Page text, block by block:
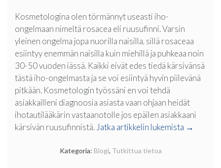
Kosmetologina olen törmännyt useasti iho-
ongelmaan nimeltä rosacea eli ruusufinni. Varsin
yleinen ongelma jopa nuorilla naisilla, sillä rosaceaa
esiintyy enemmän naisilla kuin miehillä ja puhkeaa noin
30-50 vuoden iässä. Kaikki eivät edes tiedä kärsivänsä
tästä iho-ongelmasta ja se voi esiintyä hyvin piilevänä
pitkään. Kosmetologin työssäni en voi tehdä
asiakkailleni diagnoosia asiasta vaan ohjaan heidät
ihotautilääkärin vastaanotolle jos epäilen asiakkaani
kärsivän ruusufinnistä. Jatka artikkelin lukemista ”Yleinen
→
Kategoria: Blogi, Tutkittua tietoa